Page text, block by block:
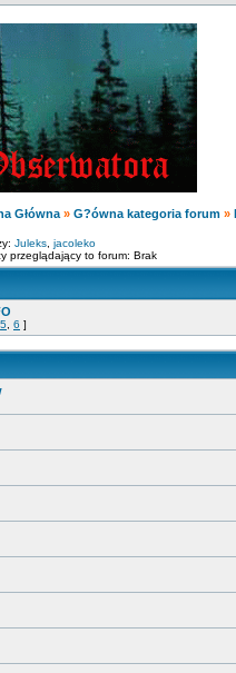
Główna » G?ówna kategoria forum »
Juleks jacoleko
przeglądający to forum: Brak
5 6 ]